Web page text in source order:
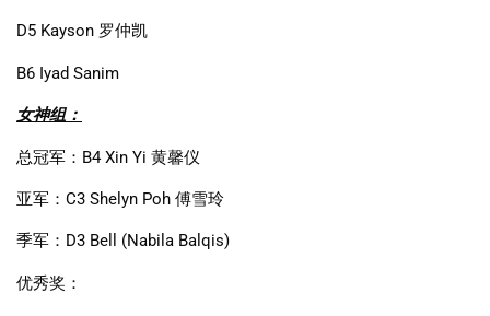
D5 Kayson 罗仲凯
B6 Iyad Sanim
女神组：
总冠军： B4 Xin Yi 黄馨仪
亚军： C3 Shelyn Poh 傅雪玲
季军： D3 Bell (Nabila Balqis)
优秀奖：